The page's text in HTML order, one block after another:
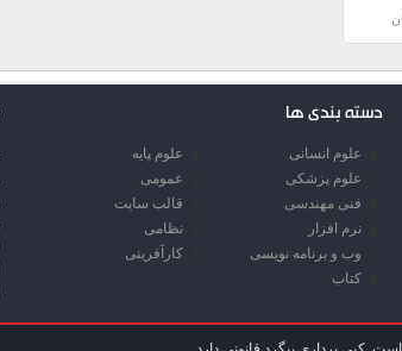
دسته بندی ها
علوم انسانی
علوم پایه
علوم پزشکی
عمومی
فنی مهندسی
قالب سایت
نرم افزار
نظامی
وب و برنامه نویسی
کارآفرینی
کتاب